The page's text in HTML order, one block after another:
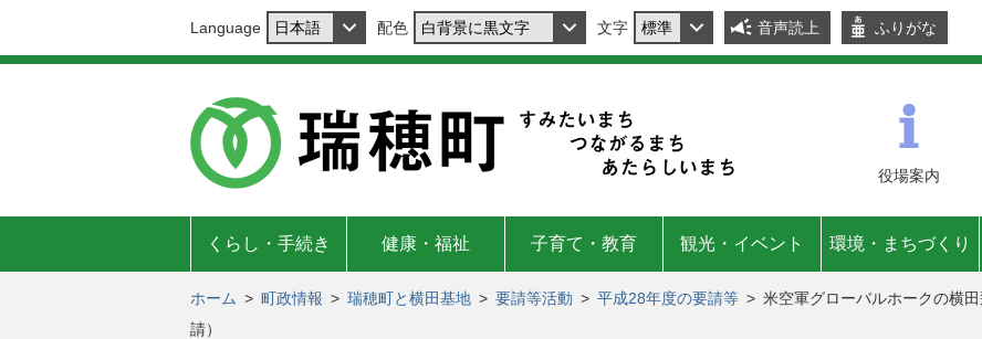
Language 配色 文字 音声読上 ふりがな
役場案内
くらし・手続き 健康・福祉 子育て・教育 観光・イベント 環境・まちづくり
ホーム > 町政情報 > 瑞穂町と横田基地 > 要請等活動 > 平成28年度の要請等 > 米空軍グローバルホークの横
請）